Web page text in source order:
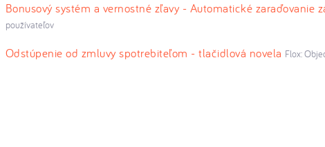
Bonusový systém a vernostné zľavy - Automatické zaraďovanie
používateľov
Odstúpenie od zmluvy spotrebiteľom - tlačidlová novela Flox: